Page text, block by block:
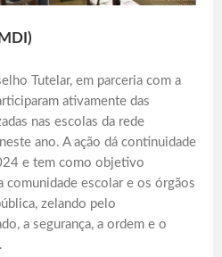
Tutelar, em parceria com a
ativamente das
nas escolas da rede
ano. A ação dá continuidade
e tem como objetivo
comunidade escolar e os órgãos
zelando pelo
a segurança, a ordem e o